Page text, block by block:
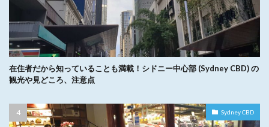
在住者だから知っていることも満載！シドニー中心部 (Sydney CBD) の
観光や見どころ、注意点
Sydney CBD